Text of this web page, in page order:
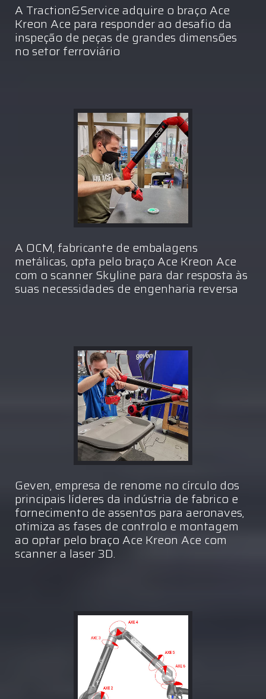
A Traction&Service adquire o braço Ace
Kreon Ace para responder ao desafio da
inspeção de peças de grandes dimensões
no setor ferroviário
A OCM, fabricante de embalagens
metálicas, opta pelo braço Ace Kreon Ace
com o scanner Skyline para dar resposta às
suas necessidades de engenharia reversa
Geven, empresa de renome no círculo dos
principais líderes da indústria de fabrico e
fornecimento de assentos para aeronaves,
otimiza as fases de controlo e montagem
ao optar pelo braço Ace Kreon Ace com
scanner a laser 3D.